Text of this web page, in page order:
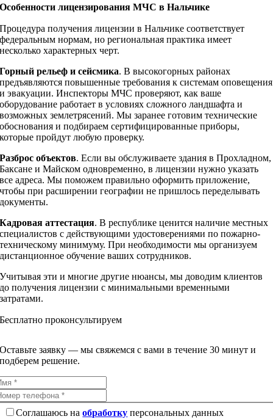
Особенности лицензирования МЧС в Нальчике
Процедура получения лицензии в Нальчике соответствует
федеральным нормам, но региональная практика имеет
несколько характерных черт.
Горный рельеф и сейсмика. В высокогорных районах
предъявляются повышенные требования к системам оповещения
и эвакуации. Инспекторы МЧС проверяют, как ваше
оборудование работает в условиях сложного ландшафта и
возможных землетрясений. Мы заранее готовим технические
обоснования и подбираем сертифицированные приборы,
которые пройдут любую проверку.
Разброс объектов. Если вы обслуживаете здания в Прохладном,
Баксане и Майском одновременно, в лицензии нужно указать
все адреса. Мы поможем правильно оформить приложение,
чтобы при расширении географии не пришлось переделывать
документы.
Кадровая аттестация. В республике ценится наличие местных
специалистов с действующими удостоверениями по пожарно-
техническому минимуму. При необходимости мы организуем
дистанционное обучение ваших сотрудников.
Учитывая эти и многие другие нюансы, мы доводим клиентов
до получения лицензии с минимальными временными
затратами.
Бесплатно проконсультируем
Оставьте заявку — мы свяжемся с вами в течение 30 минут и
подберем решение.
Соглашаюсь наобработку персональных данных